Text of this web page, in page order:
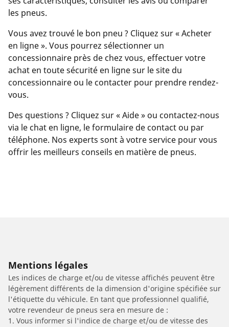
les pneus.
Vous avez trouvé le bon pneu ? Cliquez sur « Acheter
en ligne ». Vous pourrez sélectionner un
concessionnaire près de chez vous, effectuer votre
achat en toute sécurité en ligne sur le site du
concessionnaire ou le contacter pour prendre rendez-
vous.
Des questions ? Cliquez sur « Aide » ou contactez-nous
via le chat en ligne, le formulaire de contact ou par
téléphone. Nos experts sont à votre service pour vous
offrir les meilleurs conseils en matière de pneus.
Mentions légales
Les indices de charge et/ou de vitesse affichés peuvent être
légèrement différents de la dimension d'origine spécifiée sur
l'étiquette du véhicule. En tant que professionnel qualifié,
votre revendeur de pneus sera en mesure de :
1. Vous informer si l'indice de charge et/ou de vitesse des